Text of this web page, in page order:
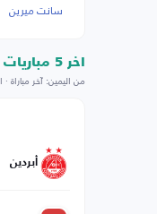
سانت ميرين
اخر 5 مباريات لكل فريق
من اليمين: آخر
أبردين